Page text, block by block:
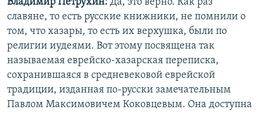
Владимир Петрухин: Да, это верно. Как раз
славяне, то есть русские книжники, не помнили о
том, что хазары, то есть их верхушка, были по
религии иудеями. Вот этому посвящена так
называемая еврейско-хазарская переписка,
сохранившаяся в средневековой еврейской
традиции, изданная по-русски замечательным
Павлом Максимовичем Коковцевым. Она доступна